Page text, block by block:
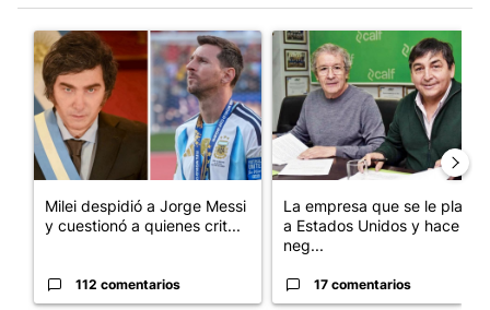
Un artículo de tendencia con el título "Milei despidió a Jorge
Milei despidió a Jorge Messi
y cuestionó a quienes crit...
112 comentarios
Un artículo de tendencia con
La empresa que se le plantó
a Estados Unidos y hace
neg...
17 comentarios